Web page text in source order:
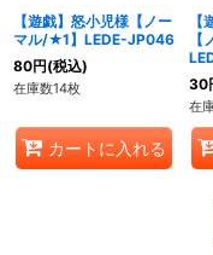
【遊戯】怒小児様【ノー
マル/★1】LEDE-JP046
80円(税込)
在庫数14枚
カートに入れる
30
在